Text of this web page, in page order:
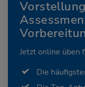
Jetzt online üben
Die